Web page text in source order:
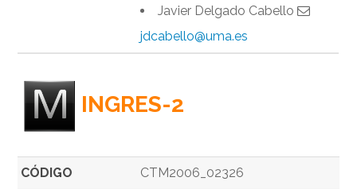
Javier Delgado Cabello
jdcabello@uma.es
INGRES-2
CÓDIGO CTM2006_02326